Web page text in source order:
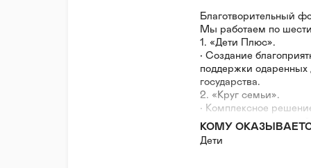
Благотворительный
Мы работаем по
1. «Дети Плюс».
• Создание
поддержки одаренных
государства.
2. «Круг семьи».
• Комплексное
находящихся в
3. «Линия Сердца»
• Комплексное
КОМУ
Дети